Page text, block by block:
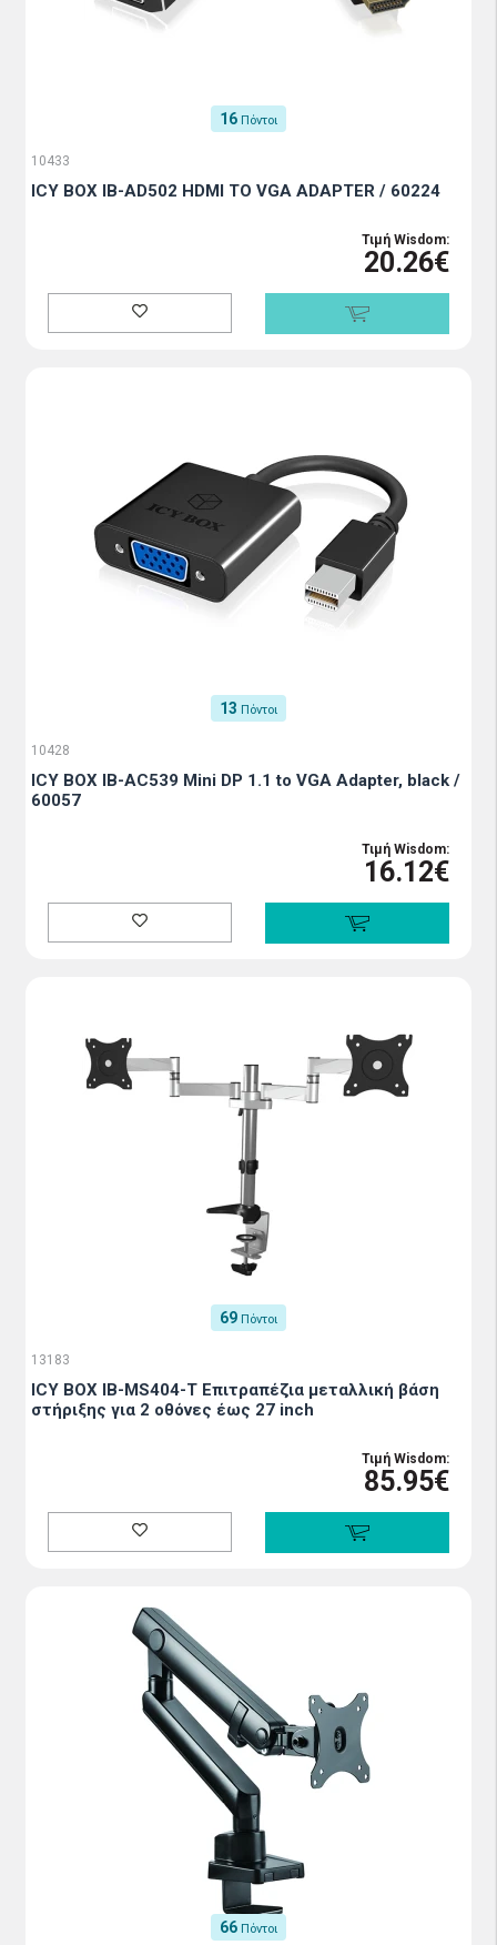
16 Πόντοι
10433
ICY BOX IB-AD502 HDMI TO VGA ADAPTER / 60224
Τιμή Wisdom:
20.26€
13 Πόντοι
10428
ICY BOX IB-AC539 Mini DP 1.1 to VGA Adapter, black /
60057
Τιμή Wisdom:
16.12€
69 Πόντοι
13183
ICY BOX IB-MS404-T Επιτραπέζια μεταλλική βάση
στήριξης για 2 οθόνες έως 27 inch
Τιμή Wisdom:
85.95€
66 Πόντοι